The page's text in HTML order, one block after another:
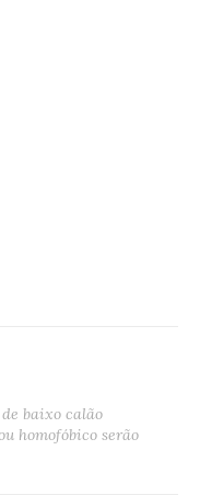
baixo calão
homofóbico serão